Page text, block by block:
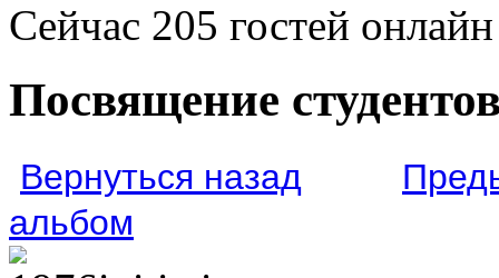
Сейчас 205 гостей онлайн
Посвящение
Вернуться назад
альбом